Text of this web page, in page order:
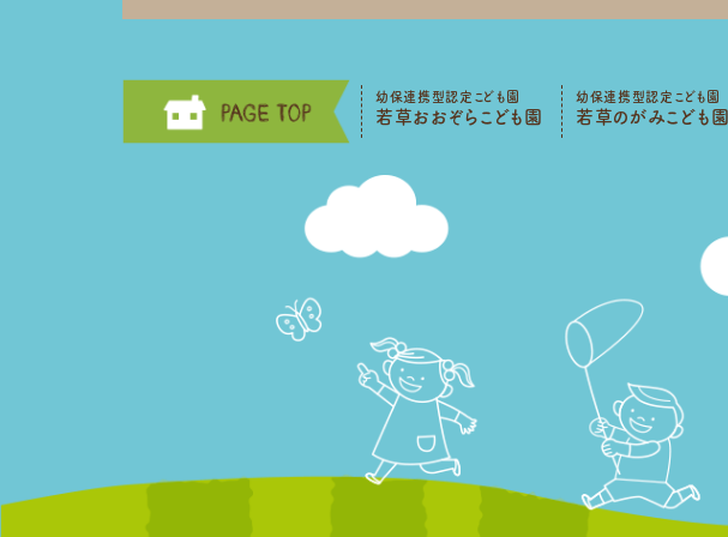
幼保連携型認定こども園
若草おおぞらこども園
幼保連携型認定こども園
若草のがみこども園